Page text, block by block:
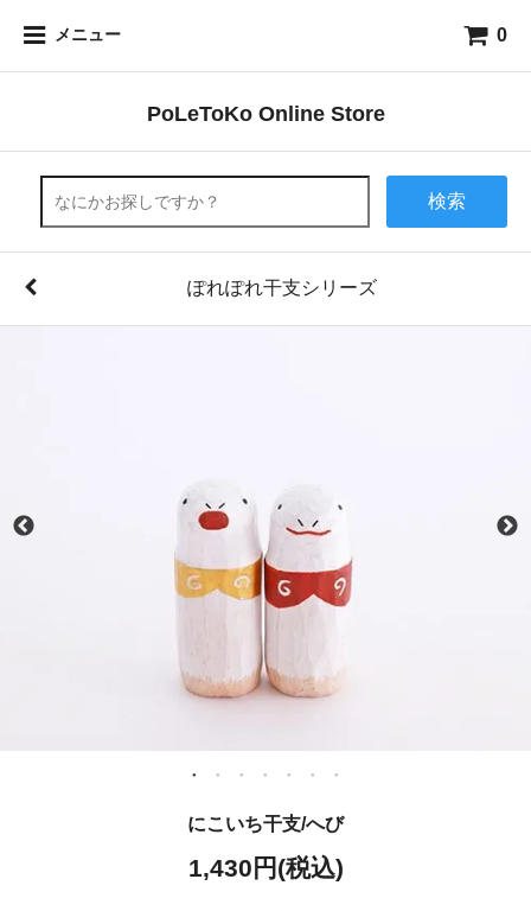
メニュー 0
PoLeToKo Online Store
検索
ぽれぽれ干支シリーズ
にこいち干支/へび
1,430円(税込)